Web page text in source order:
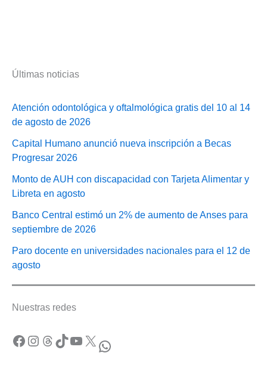
Últimas noticias
Atención odontológica y oftalmológica gratis del 10 al 14
de agosto de 2026
Capital Humano anunció nueva inscripción a Becas
Progresar 2026
Monto de AUH con discapacidad con Tarjeta Alimentar y
Libreta en agosto
Banco Central estimó un 2% de aumento de Anses para
septiembre de 2026
Paro docente en universidades nacionales para el 12 de
agosto
Nuestras redes
Facebook Instagram Threads TikTok YouTube X WhatsApp